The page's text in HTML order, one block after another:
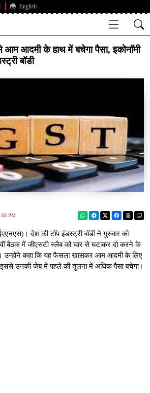
English
आम आदमी के हाथ में बचेगा पैसा, इकोनॉमी
बॉडी
PM
देश की टॉप इंडस्ट्री बॉडी ने गुरुवार को
बैठक में जीएसटी स्लैब को चार से घटाकर दो करने के
उन्होंने कहा कि यह फैसला खासकर आम आदमी के लिए
इससे उनकी जेब में पहले की तुलना में अधिक पैसा बचेगा।